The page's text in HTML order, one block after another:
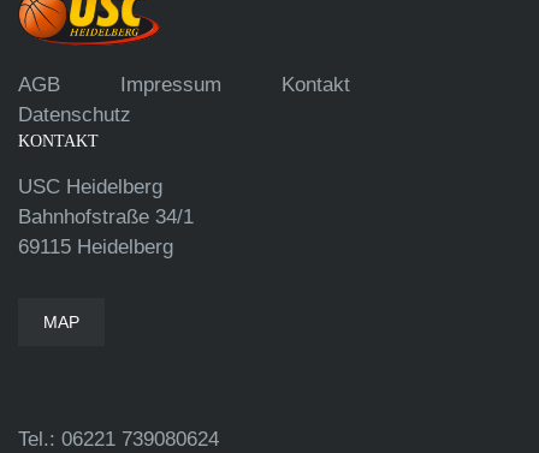
AGB Impressum
Kontakt
Datenschutz
KONTAKT
USC Heidelberg
Bahnhofstraße 34/1
69115 Heidelberg
MAP
Tel.: 06221 739080624